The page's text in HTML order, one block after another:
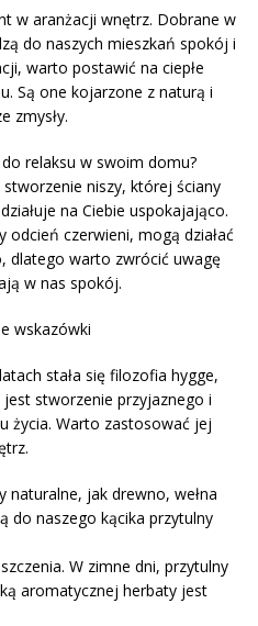
w aranżacji wnętrz. Dobrane w
do naszych mieszkań spokój i
warto postawić na ciepłe
Są one kojarzone z naturą i
zmysły.
relaksu w swoim domu?
niszy, której ściany
na Ciebie uspokajająco.
odcień czerwieni, mogą działać
dlatego warto zwrócić uwagę
w nas spokój.
wskazówki
stała się filozofia hygge,
stworzenie przyjaznego i
życia. Warto zastosować jej
naturalne, jak drewno, wełna
do naszego kącika przytulny
W zimne dni, przytulny
aromatycznej herbaty jest